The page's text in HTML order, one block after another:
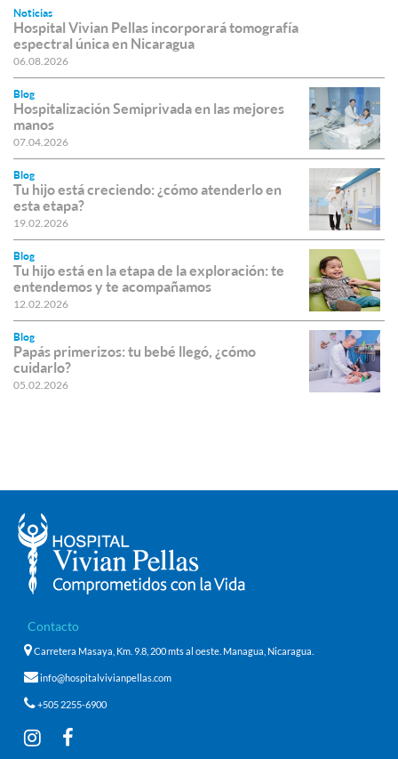
Noticias
Hospital Vivian Pellas incorporará tomografía
espectral única en Nicaragua
06.08.2026
Blog
Hospitalización Semiprivada en las mejores
manos
07.04.2026
Blog
Tu hijo está creciendo: ¿cómo atenderlo en
esta etapa?
19.02.2026
Blog
Tu hijo está en la etapa de la exploración: te
entendemos y te acompañamos
12.02.2026
Blog
Papás primerizos: tu bebé llegó, ¿cómo
cuidarlo?
05.02.2026
Contacto
Carretera Masaya, Km. 9.8, 200 mts al oeste. Managua, Nicaragua.
info@hospitalvivianpellas.com
+505 2255-6900